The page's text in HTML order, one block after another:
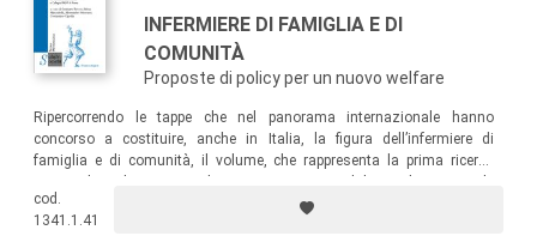
INFERMIERE DI FAMIGLIA E DI
COMUNITÀ
Proposte di policy per un nuovo welfare
Ripercorrendo le tappe che nel panorama internazionale hanno
concorso a costituire, anche in Italia, la figura dell’infermiere di
famiglia e di comunità, il volume, che rappresenta la prima ricerca
quantitativo, ha l’obiettivo di analizzare, e favorire, la legittimazione di
questa figura professionale.
cod.
1341.1.41